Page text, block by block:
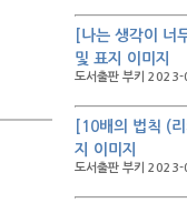
[나는 생각이 너
및 표지 이미지
도서출판 부키
[10배의 법칙 (
지 이미지
도서출판 부키